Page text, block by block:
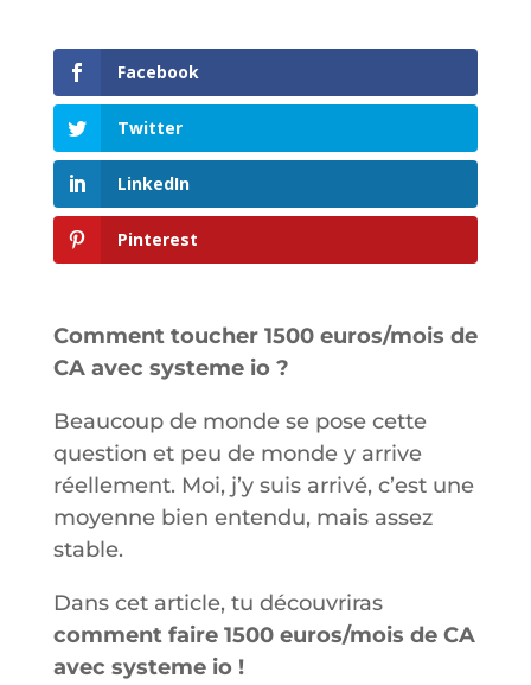
Facebook
Twitter
LinkedIn
Pinterest
Comment toucher 1500 euros/mois de
CA avec systeme io ?
Beaucoup de monde se pose cette
question et peu de monde y arrive
réellement. Moi, j’y suis arrivé, c’est une
moyenne bien entendu, mais assez
stable.
Dans cet article, tu découvriras
comment faire 1500 euros/mois de CA
avec systeme io !